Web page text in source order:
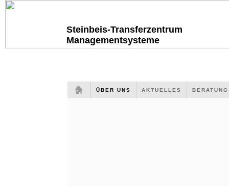
Steinbeis-Transferzentrum
Managementsysteme
ÜBER UNS AKTUELLES